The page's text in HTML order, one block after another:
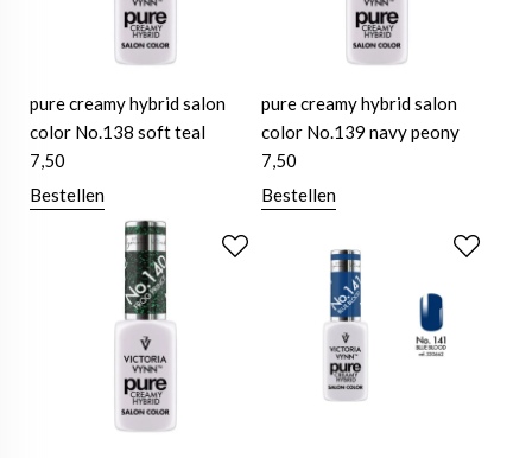
pure creamy hybrid salon
color No.138 soft teal
7,50
Bestellen
pure creamy hybrid salon
color No.139 navy peony
7,50
Bestellen